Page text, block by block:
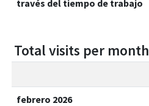
través del tiempo de trabajo
Total visits per month
febrero 2026